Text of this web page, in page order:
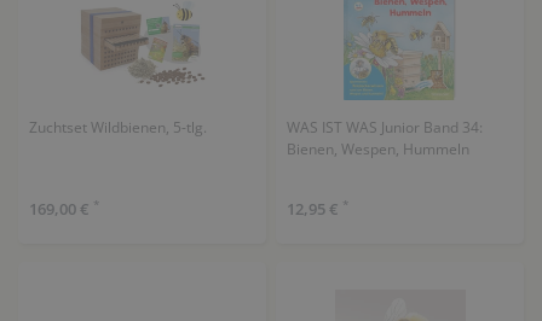
Zuchtset Wildbienen, 5-tlg.
169,00 € *
WAS IST WAS Junior Band 34:
Bienen, Wespen, Hummeln
12,95 € *